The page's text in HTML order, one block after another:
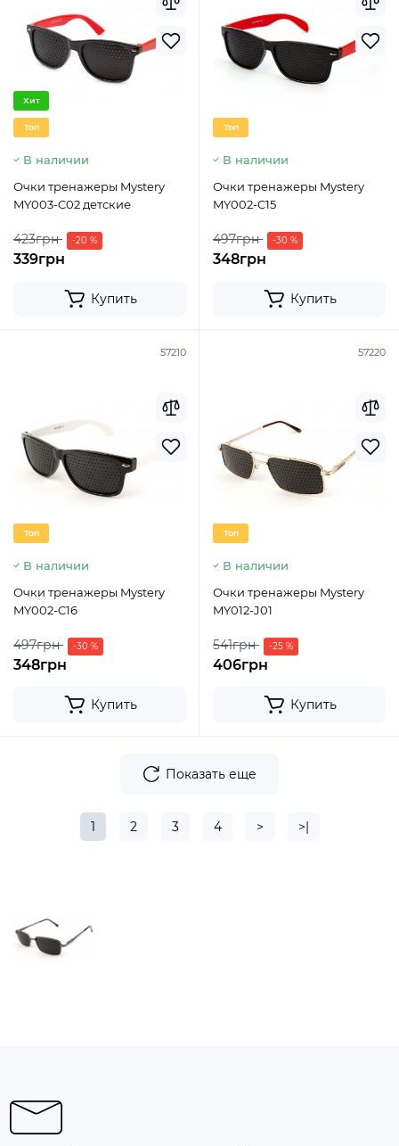
Хит
Топ
В наличии
Очки тренажеры Mystery
MY003-C02 детские
423грн -20 %
339грн
Купить
Топ
В наличии
Очки тренажеры Mystery
MY002-C15
497грн -30 %
348грн
Купить
57210
Топ
В наличии
Очки тренажеры Mystery
MY002-C16
497грн -30 %
348грн
Купить
57220
Топ
В наличии
Очки тренажеры Mystery
MY012-J01
541грн -25 %
406грн
Купить
Показать еще
1 2 3 4 > >|